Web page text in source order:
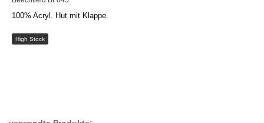
100% Acryl. Hut mit Klappe.
High Stock